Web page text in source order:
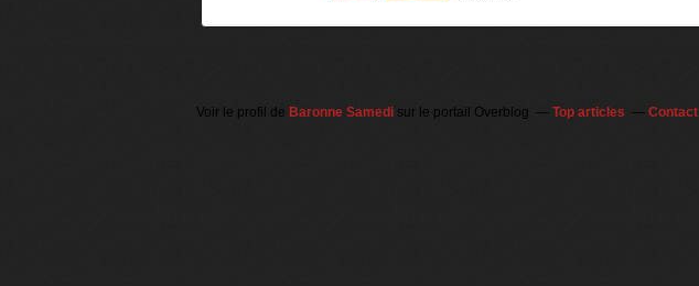
Voir le profil de Baronne Samedi sur le portail Overblog Top articles Contact